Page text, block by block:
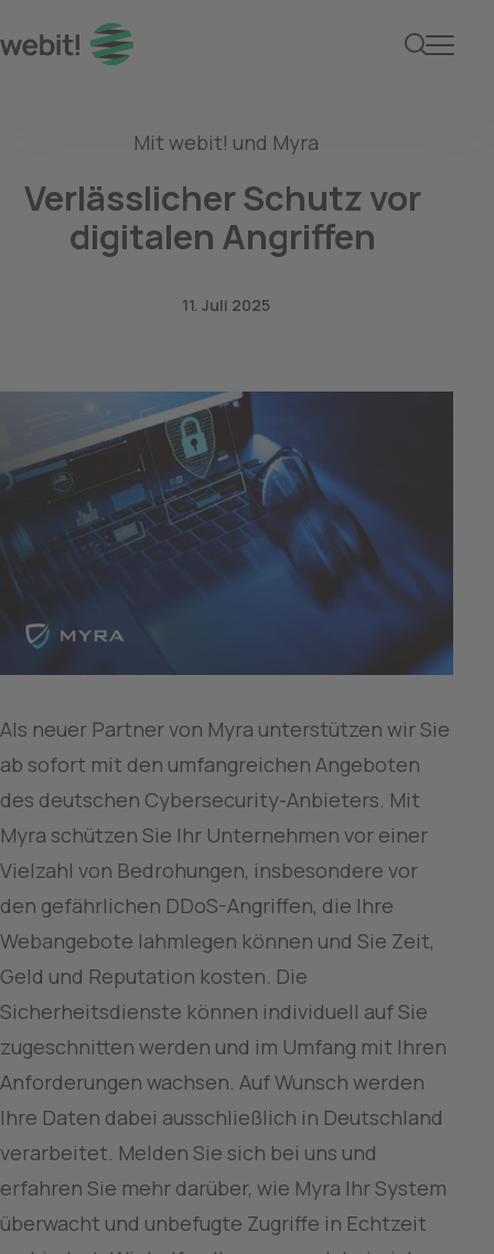
Mit webit! und Myra
Verlässlicher Schutz vor
digitalen Angriffen
11. Juli 2025
Als neuer Partner von Myra unterstützen wir Sie
ab sofort mit den umfangreichen Angeboten
des deutschen Cybersecurity-Anbieters. Mit
Myra schützen Sie Ihr Unternehmen vor einer
Vielzahl von Bedrohungen, insbesondere vor
den gefährlichen DDoS-Angriffen, die Ihre
Webangebote lahmlegen können und Sie Zeit,
Geld und Reputation kosten. Die
Sicherheitsdienste können individuell auf Sie
zugeschnitten werden und im Umfang mit Ihren
Anforderungen wachsen. Auf Wunsch werden
Ihre Daten dabei ausschließlich in Deutschland
verarbeitet. Melden Sie sich bei uns und
erfahren Sie mehr darüber, wie Myra Ihr System
überwacht und unbefugte Zugriffe in Echtzeit